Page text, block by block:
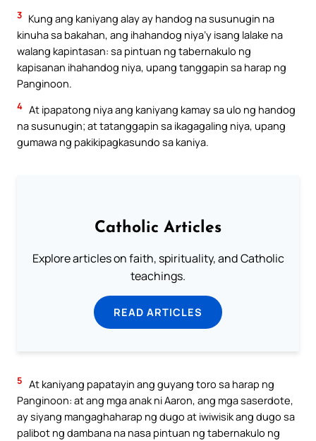
3 Kung ang kaniyang alay ay handog na susunugin na
kinuha sa bakahan, ang ihahandog niya’y isang lalake na
walang kapintasan: sa pintuan ng tabernakulo ng
kapisanan ihahandog niya, upang tanggapin sa harap ng
Panginoon.
4 At ipapatong niya ang kaniyang kamay sa ulo ng handog
na susunugin; at tatanggapin sa ikagagaling niya, upang
gumawa ng pakikipagkasundo sa kaniya.
Catholic Articles
Explore articles on faith, spirituality, and Catholic
teachings.
READ ARTICLES
5 At kaniyang papatayin ang guyang toro sa harap ng
Panginoon: at ang mga anak ni Aaron, ang mga saserdote,
ay siyang mangaghaharap ng dugo at iwiwisik ang dugo sa
palibot ng dambana na nasa pintuan ng tabernakulo ng